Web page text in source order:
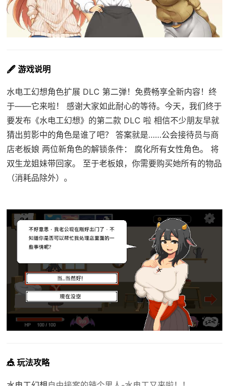
🖋️ 游戏说明
水电工幻想角色扩展 DLC 第二弹！免费畅享全新内容！终
于——它来啦！ 感谢大家如此耐心的等待。今天，我们终于
要发布《水电工幻想》的第二款 DLC 啦 相信不少朋友早就
猜出剪影中的角色是谁了吧？ 答案就是……公会接待员与商
店老板娘 两位新角色的解锁条件： 腐化所有女性角色。 将
双生龙姐妹带回家。 至于老板娘，你需要购买她所有的物品
（消耗品除外）。
🎪 玩法攻略